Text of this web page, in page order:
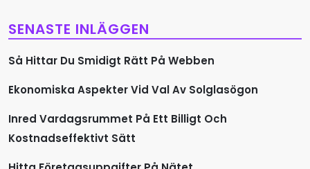
SENASTE INLÄGGEN
Så Hittar Du Smidigt Rätt På Webben
Ekonomiska Aspekter Vid Val Av Solglasögon
Inred Vardagsrummet På Ett Billigt Och
Kostnadseffektivt Sätt